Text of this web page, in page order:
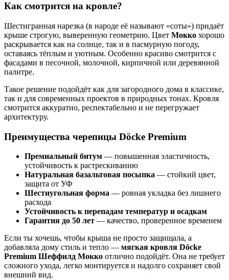
Как смотрится на кровле?
Шестигранная нарезка (в народе её называют «соты») придаёт
крыше строгую, выверенную геометрию. Цвет Мокко хорошо
раскрывается как на солнце, так и в пасмурную погоду,
оставаясь тёплым и уютным. Особенно красиво смотрится с
фасадами в песочной, молочной, кирпичной или деревянной
палитре.
Такое решение подойдёт как для загородного дома в классике,
так и для современных проектов в природных тонах. Кровля
смотрится аккуратно, респектабельно и не перегружает
архитектуру.
Преимущества черепицы Döcke Premium
Премиальный битум — повышенная эластичность,
устойчивость к растрескиванию
Натуральная базальтовая посыпка — стойкий цвет,
защита от УФ
Шестиугольная форма — ровная укладка без лишнего
расхода
Устойчивость к перепадам температур и осадкам
Гарантия до 50 лет — качество, проверенное временем
Если ты хочешь, чтобы крыша не просто защищала, а
добавляла дому стиль и тепло — мягкая кровля Döcke
Premium Шеффилд Мокко отлично подойдёт. Она не требует
сложного ухода, легко монтируется и надолго сохраняет свой
внешний вид.